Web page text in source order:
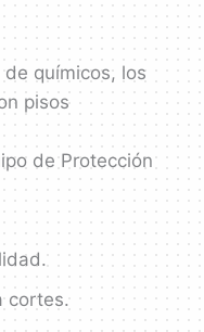
de químicos, los
pisos
de Protección
cortes.